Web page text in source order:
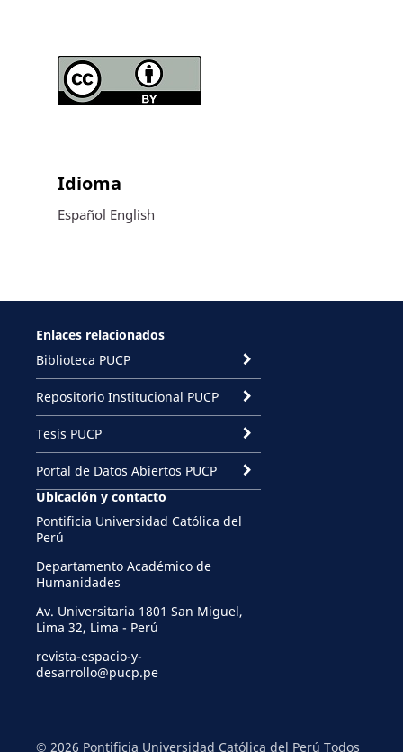
Idioma
Español English
Enlaces relacionados
Biblioteca PUCP
Repositorio Institucional PUCP
Tesis PUCP
Portal de Datos Abiertos PUCP
Ubicación y contacto
Pontificia Universidad Católica del
Perú
Departamento Académico de
Humanidades
Av. Universitaria 1801 San Miguel,
Lima 32, Lima - Perú
revista-espacio-y-
desarrollo@pucp.pe
© 2026 Pontificia Universidad Católica del Perú Todos